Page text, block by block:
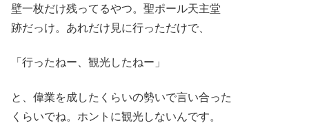
壁一枚だけ残ってるやつ。聖ポール天主堂
跡だっけ。あれだけ見に行っただけで、
「行ったねー、観光したねー」
と、偉業を成したくらいの勢いで言い合った
くらいでね。ホントに観光しないんです。